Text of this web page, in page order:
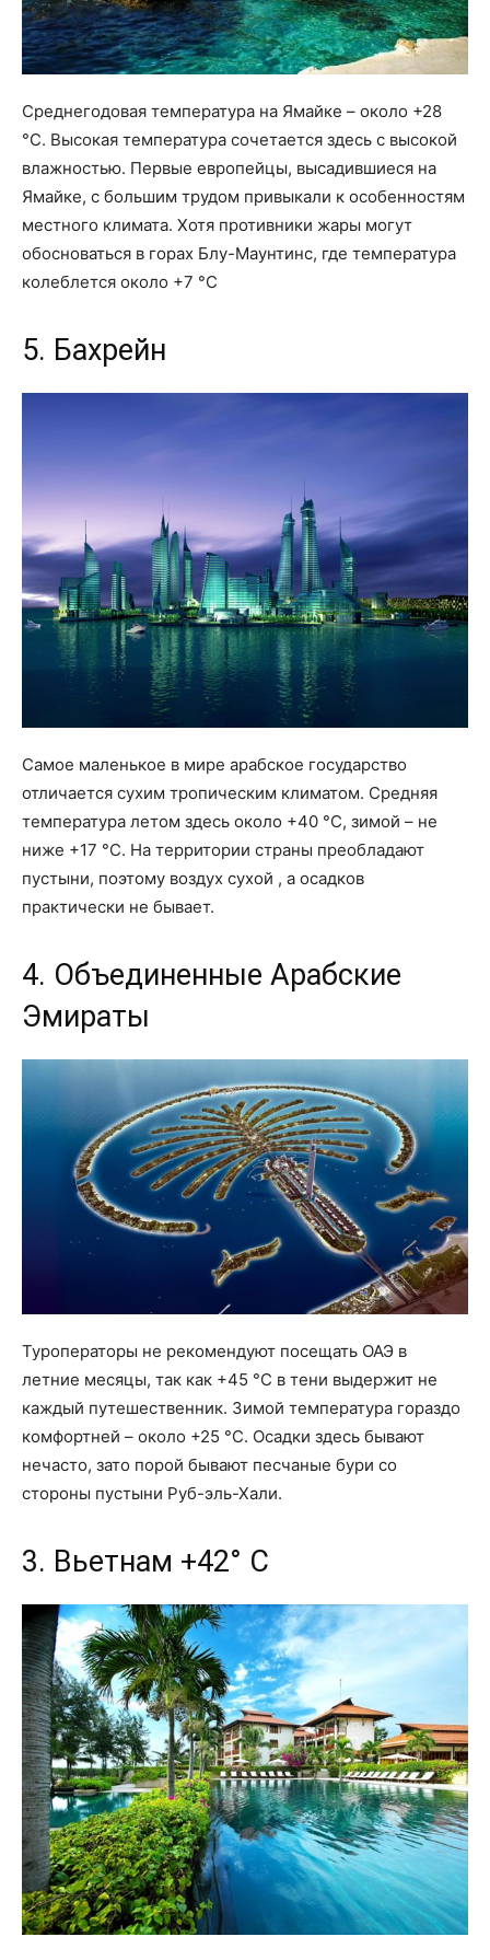
Среднегодовая температура на Ямайке – около +28
°С. Высокая температура сочетается здесь с высокой
влажностью. Первые европейцы, высадившиеся на
Ямайке, с большим трудом привыкали к особенностям
местного климата. Хотя противники жары могут
обосноваться в горах Блу-Маунтинс, где температура
колеблется около +7 °С
5. Бахрейн
Самое маленькое в мире арабское государство
отличается сухим тропическим климатом. Средняя
температура летом здесь около +40 °С, зимой – не
ниже +17 °С. На территории страны преобладают
пустыни, поэтому воздух сухой , а осадков
практически не бывает.
4. Объединенные Арабские
Эмираты
Туроператоры не рекомендуют посещать ОАЭ в
летние месяцы, так как +45 °С в тени выдержит не
каждый путешественник. Зимой температура гораздо
комфортней – около +25 °С. Осадки здесь бывают
нечасто, зато порой бывают песчаные бури со
стороны пустыни Руб-эль-Хали.
3. Вьетнам +42° С